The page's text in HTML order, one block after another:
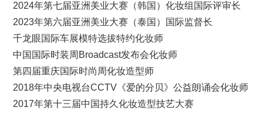
2024年第七届亚洲美业大赛（韩国）化妆组国际评审长
2023年第六届亚洲美业大赛（泰国）国际监督长
千龙眼国际车展模特选拔特约化妆师
中国国际时装周Broadcast发布会化妆师
第四届重庆国际时尚周化妆造型师
2018年中央电视台CCTV《爱的分贝》公益朗诵会化妆师
2017年第十三届中国持久化妆造型技艺大赛